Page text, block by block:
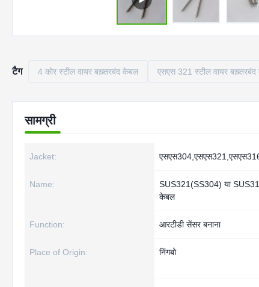
टैग 4 कोर स्टील वायर बख़्तरबंद केबल एसएस 321 स्टील वायर
सामग्री
Jacket:
Name:
SUS321(SS304) या
केबल
Function: आरटीडी सेंसर बनाना
Place of Origin: निंगबो